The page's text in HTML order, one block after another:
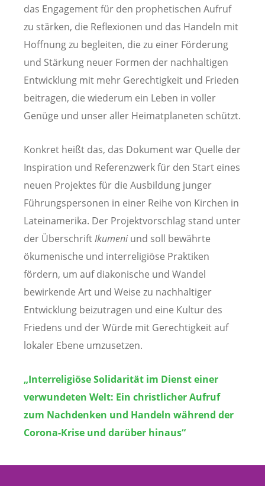
das Engagement für den prophetischen Aufruf
zu stärken, die Reflexionen und das Handeln mit
Hoffnung zu begleiten, die zu einer Förderung
und Stärkung neuer Formen der nachhaltigen
Entwicklung mit mehr Gerechtigkeit und Frieden
beitragen, die wiederum ein Leben in voller
Genüge und unser aller Heimatplaneten schützt.
Konkret heißt das, das Dokument war Quelle der
Inspiration und Referenzwerk für den Start eines
neuen Projektes für die Ausbildung junger
Führungspersonen in einer Reihe von Kirchen in
Lateinamerika. Der Projektvorschlag stand unter
der ÜberschriftIkumeni und soll bewährte
ökumenische und interreligiöse Praktiken
fördern, um auf diakonische und Wandel
bewirkende Art und Weise zu nachhaltiger
Entwicklung beizutragen und eine Kultur des
Friedens und der Würde mit Gerechtigkeit auf
lokaler Ebene umzusetzen.
„Interreligiöse Solidarität im Dienst einer
verwundeten Welt: Ein christlicher Aufruf
zum Nachdenken und Handeln während der
Corona-Krise und darüber hinaus“